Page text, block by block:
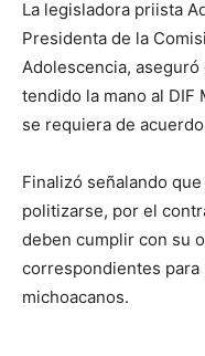
La legisladora priista
Presidenta de la
Adolescencia,
tendido la mano al DIF
se requiera de
Finalizó señalando
politizarse, por el
deben cumplir con su
correspondientes
michoacanos.